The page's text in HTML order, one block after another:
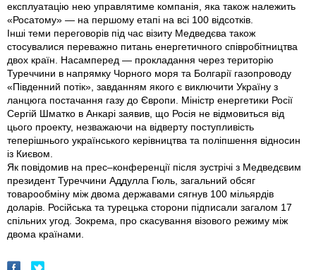
експлуатацію нею управлятиме компанія, яка також належить
«Росатому» — на першому етапі на всі 100 відсотків.
Інші теми переговорів під час візиту Медведєва також
стосувалися переважно питань енергетичного співробітництва
двох країн. Насамперед — прокладання через територію
Туреччини в напрямку Чорного моря та Болгарії газопроводу
«Південний потік», завданням якого є виключити Україну з
ланцюга постачання газу до Європи. Міністр енергетики Росії
Сергій Шматко в Анкарі заявив, що Росія не відмовиться від
цього проекту, незважаючи на відверту поступливість
теперішнього українського керівництва та поліпшення відносин
із Києвом.
Як повідомив на прес–конференції після зустрічі з Медведєвим
президент Туреччини Аддулла Гюль, загальний обсяг
товарообміну між двома державами сягнув 100 мільярдів
доларів. Російська та турецька сторони підписали загалом 17
спільних угод. Зокрема, про скасування візового режиму між
двома країнами.